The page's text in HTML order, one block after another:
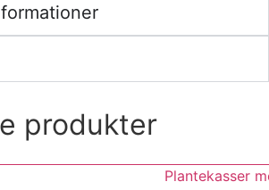
produkter